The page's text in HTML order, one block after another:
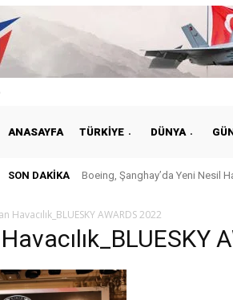
ANASAYFA TÜRKIYE DÜNYA
SON DAKIKA Boeing, Şanghay’da Yeni Nesil
Havacılık_BLUESKY AWARDS 2022